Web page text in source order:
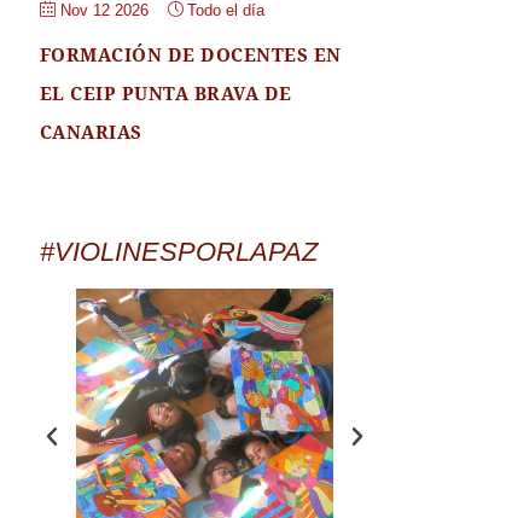
Nov 12 2026 Todo el día
FORMACIÓN DE DOCENTES EN
EL CEIP PUNTA BRAVA DE
CANARIAS
#VIOLINESPORLAPAZ